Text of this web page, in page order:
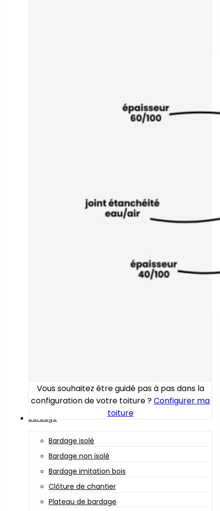
Vous souhaitez être guidé pas à pas dans la
configuration de votre toiture ?Configurer ma
toiture
Bardage
Bardage isolé
Bardage non isolé
Bardage imitation bois
Clôture de chantier
Plateau de bardage